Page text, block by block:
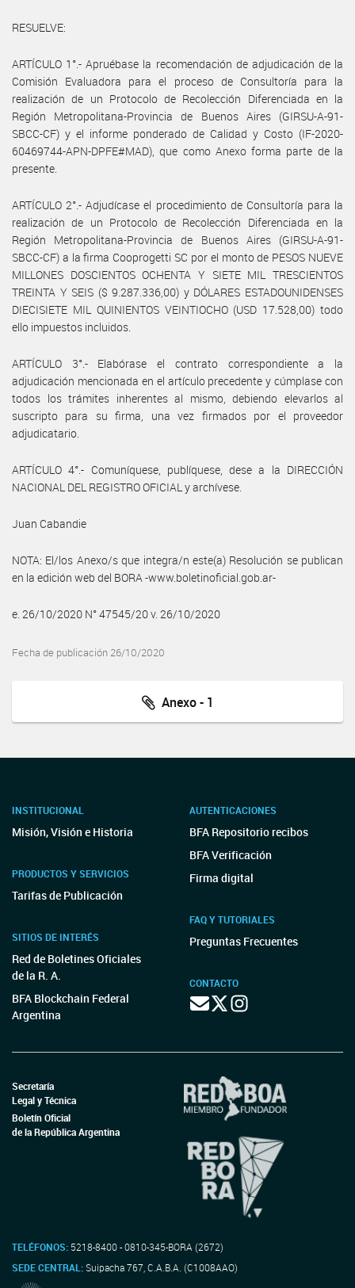
RESUELVE:
ARTÍCULO 1°.- Apruébase la recomendación de adjudicación de la
Comisión Evaluadora para el proceso de Consultoría para la
realización de un Protocolo de Recolección Diferenciada en la
Región Metropolitana-Provincia de Buenos Aires (GIRSU-A-91-
SBCC-CF) y el informe ponderado de Calidad y Costo (IF-2020-
60469744-APN-DPFE#MAD), que como Anexo forma parte de la
presente.
ARTÍCULO 2°.- Adjudícase el procedimiento de Consultoría para la
realización de un Protocolo de Recolección Diferenciada en la
Región Metropolitana-Provincia de Buenos Aires (GIRSU-A-91-
SBCC-CF) a la firma Cooprogetti SC por el monto de PESOS NUEVE
MILLONES DOSCIENTOS OCHENTA Y SIETE MIL TRESCIENTOS
TREINTA Y SEIS ($ 9.287.336,00) y DÓLARES ESTADOUNIDENSES
DIECISIETE MIL QUINIENTOS VEINTIOCHO (USD 17.528,00) todo
ello impuestos incluidos.
ARTÍCULO 3°.- Elabórase el contrato correspondiente a la
adjudicación mencionada en el artículo precedente y cúmplase con
todos los trámites inherentes al mismo, debiendo elevarlos al
suscripto para su firma, una vez firmados por el proveedor
adjudicatario.
ARTÍCULO 4°.- Comuníquese, publíquese, dese a la DIRECCIÓN
NACIONAL DEL REGISTRO OFICIAL y archívese.
Juan Cabandie
NOTA: El/los Anexo/s que integra/n este(a) Resolución se publican
en la edición web del BORA -www.boletinoficial.gob.ar-
e. 26/10/2020 N° 47545/20 v. 26/10/2020
Fecha de publicación 26/10/2020
Anexo - 1
INSTITUCIONAL
Misión, Visión e Historia
PRODUCTOS Y SERVICIOS
Tarifas de Publicación
SITIOS DE INTERÉS
Red de Boletines Oficiales
de la R. A.
BFA Blockchain Federal
Argentina
AUTENTICACIONES
BFA Repositorio recibos
BFA Verificación
Firma digital
FAQ Y TUTORIALES
Preguntas Frecuentes
CONTACTO
Secretaría
Legal y Técnica
Boletín Oficial
de la República Argentina
TELÉFONOS: 5218-8400 - 0810-345-BORA (2672)
SEDE CENTRAL:Suipacha 767, C.A.B.A. (C1008AAO)